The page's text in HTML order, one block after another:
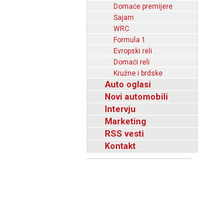
Domaće premijere
Sajam
WRC
Formula 1
Evropski reli
Domaći reli
Kružne i brdske
Auto oglasi
Novi automobili
Intervju
Marketing
RSS vesti
Kontakt